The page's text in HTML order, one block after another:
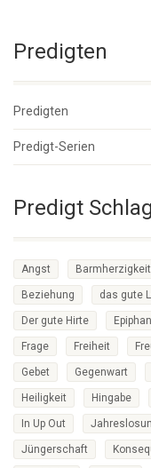
Predigten
Predigten
Predigt-Serien
Predigt
Angst Barmherzigkeit
Beziehung das gute
Der gute Hirte
Frage Freiheit
Gebet Gegenwart
Heiligkeit Hingabe
In Up Out
Jüngerschaft